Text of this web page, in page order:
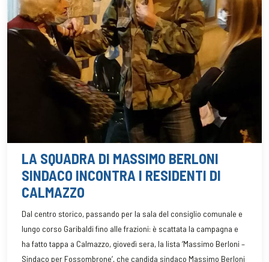
LA SQUADRA DI MASSIMO BERLONI
SINDACO INCONTRA I RESIDENTI DI
CALMAZZO
Dal centro storico, passando per la sala del consiglio comunale e
lungo corso Garibaldi fino alle frazioni: è scattata la campagna e
ha fatto tappa a Calmazzo, giovedì sera, la lista ‘Massimo Berloni –
Sindaco per Fossombrone’, che candida sindaco Massimo Berloni